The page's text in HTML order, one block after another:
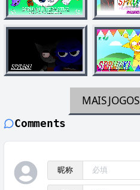
MAIS JOGOS
Comments
昵称